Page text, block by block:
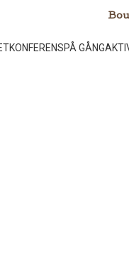
KONFERENSPÅ GÅNG